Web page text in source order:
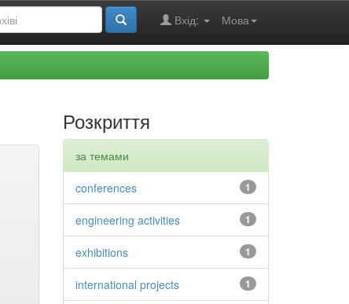
Мова
Вхід:
Розкриття
за темами
1
conferences
1
engineering activities
1
exhibitions
1
international projects